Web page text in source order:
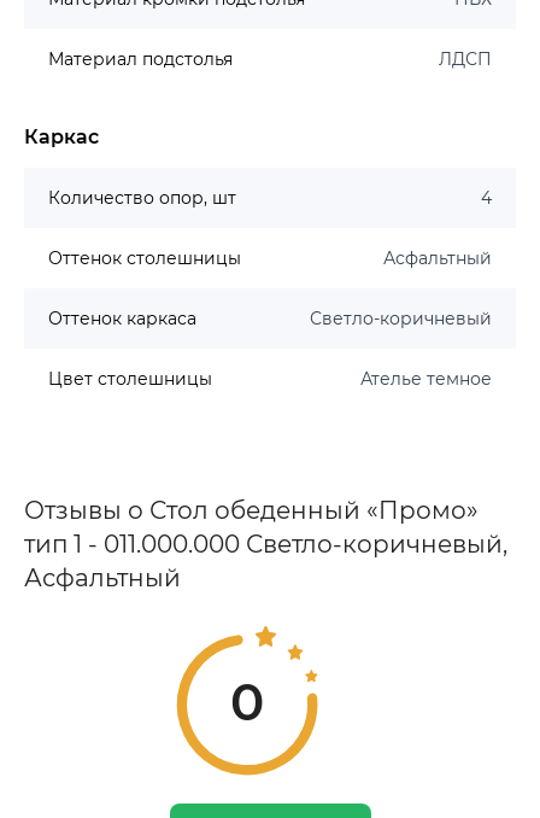
Материал подстолья ЛДСП
Каркас
Количество опор, шт 4
Оттенок столешницы Асфальтный
Оттенок каркаса Светло-коричневый
Цвет столешницы Ателье темное
Отзывы о Стол обеденный «Промо»
тип 1 - 011.000.000 Светло-коричневый,
Асфальтный
0